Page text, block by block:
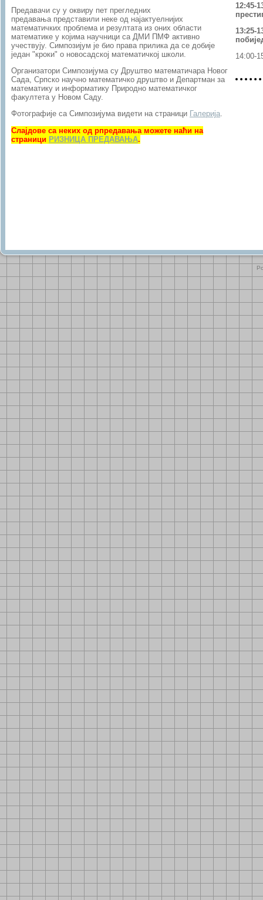
Предавачи су у оквиру пет прегледних
предавања представили неке од најактуелнијих
математичких проблема и резултата из оних области
математике у којима научници са ДМИ ПМФ активно
учествују. Симпозијум је био права прилика да се добије
један "кроки" о новосадској математичкој школи.
Организатори Симпозијума су Друштво математичара Новог
Сада, Српско научно математичко друштво и Департман за
математику и информатику Природно математичког
факултета у Новом Саду.
Фотографије са Симпозијума видети на страници Галерија.
Слајдове са неких од рпредавања можете наћи на
страници РИЗНИЦА ПРЕДАВАЊА.
14:00-